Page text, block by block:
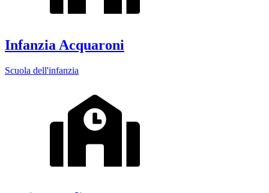
Infanzia Acquaroni
Scuola dell'infanzia